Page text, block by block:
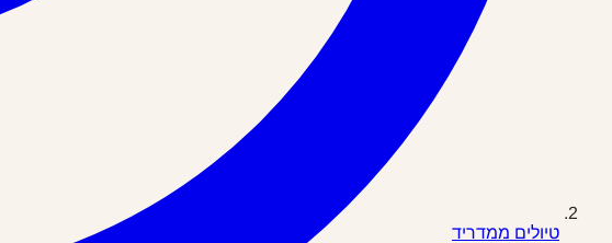
טיולים ממדריד